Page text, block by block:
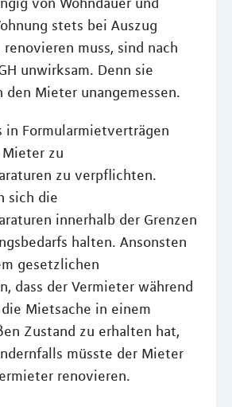
stets bei Auszug
muss, sind nach
unwirksam. Denn sie
den Mieter unangemessen.
in Formularmietverträgen
zu
zu verpflichten.
sich die
innerhalb der Grenzen
halten. Ansonsten
gesetzlichen
dass der Vermieter während
Mietsache in einem
Zustand zu erhalten hat,
müsste der Mieter
renovieren.